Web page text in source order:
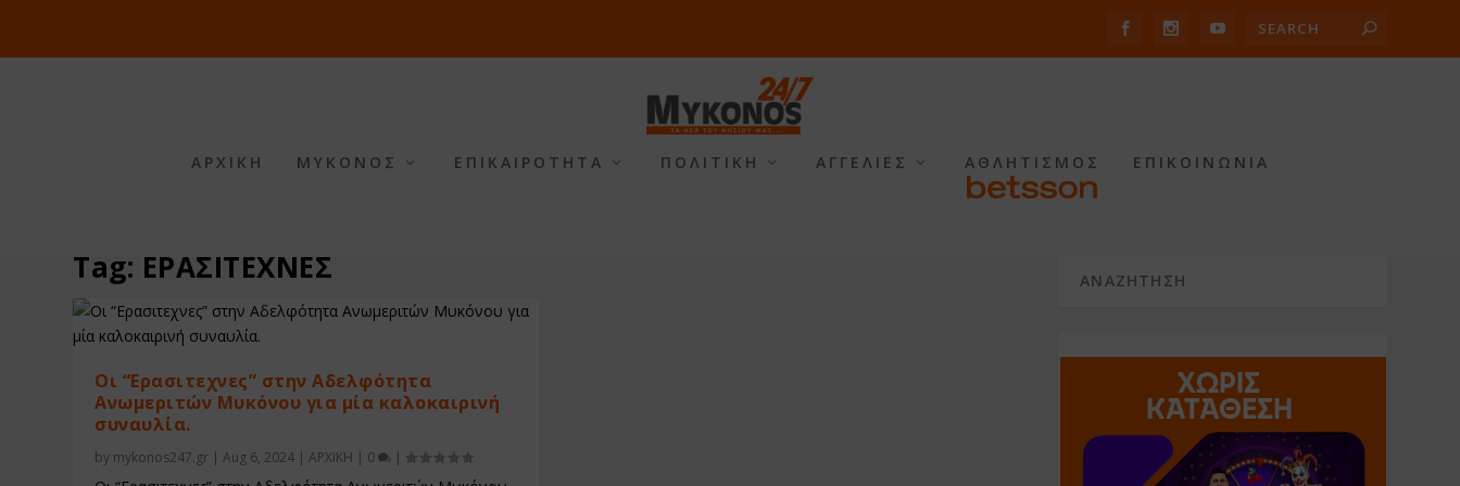
ΑΡΧΙΚΗ ΜΥΚΟΝΟΣ ΕΠΙΚΑΙΡΟΤΗΤΑ ΠΟΛΙΤΙΚΗ ΑΓΓΕΛΙΕΣ ΑΘΛΗΤΙΣΜΟΣ ΕΠΙΚΟΙΝΩΝΙΑ
Tag: ΕΡΑΣΙΤΕΧΝΕΣ
Οι “Ερασιτεχνες” στην Αδελφότητα
Ανωμεριτών Μυκόνου για μία καλοκαιρινή
συναυλία.
by mykonos247.gr |Aug 6, 2024 |ΑΡΧΙΚΗ | 0 |